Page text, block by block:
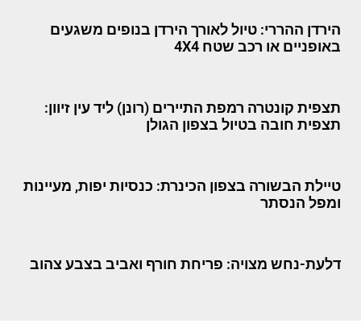
הירדן ההררי: טיול לאורך הירדן בנופים משגעים
באופניים או רכב שטח 4X4
תצפית קונטרה רמפת התיירים (רונן) ליד עין זיוון:
תצפית חובה בטיול בצפון הגולן
טיילת הבשורה בצפון הכינרת: כנסיות יפות, מעיינות
ומפל הנסתר
דלעת-נחש מצויה: פריחת חורף ואביב בצבע צהוב